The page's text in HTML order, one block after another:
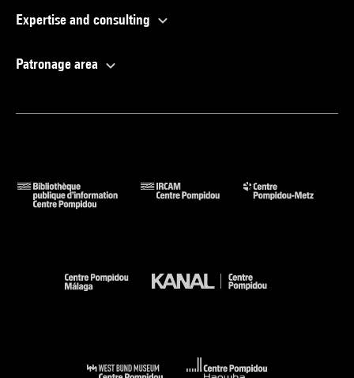
Expertise and consulting
Patronage area